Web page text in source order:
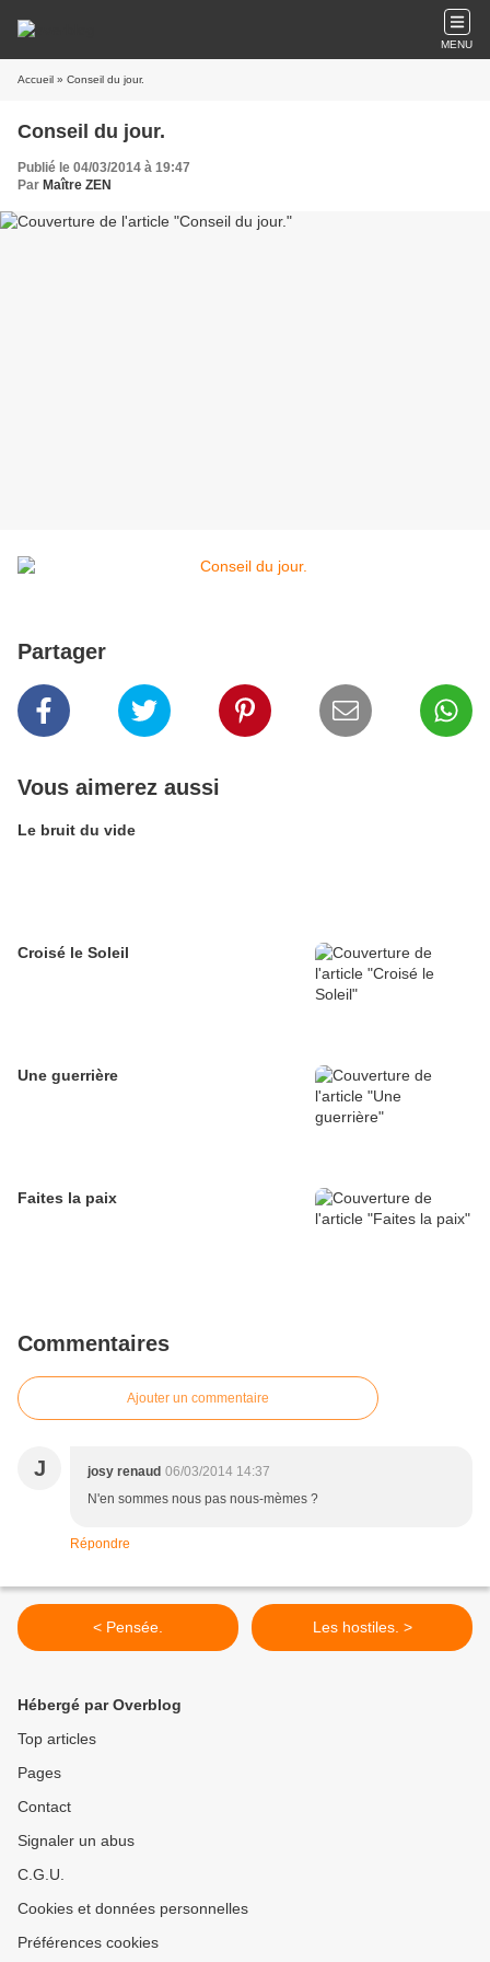
MENU
Accueil » Conseil du jour.
Conseil du jour.
Publié le 04/03/2014 à 19:47
Par Maître ZEN
Partager
Vous aimerez aussi
Le bruit du vide
Croisé le Soleil
Une guerrière
Faites la paix
Commentaires
Ajouter un commentaire
J josy renaud 06/03/2014 14:37
N'en sommes nous pas nous-mèmes ?
Répondre
< Pensée. Les hostiles. >
Hébergé par Overblog
Top articles
Pages
Contact
Signaler un abus
C.G.U.
Cookies et données personnelles
Préférences cookies